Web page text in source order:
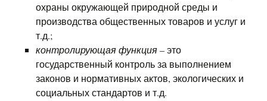
охраны окружающей природной среды и
производства общественных товаров и услуг и
т.д.;
контролирующая функция– это
государственный контроль за выполнением
законов и нормативных актов, экологических и
социальных стандартов и т.д.